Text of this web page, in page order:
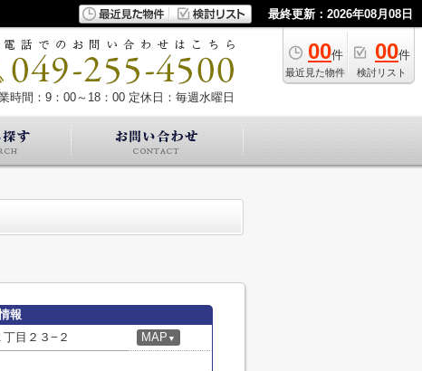
最終更新：2026年08月08日
00件
最近見た物件
00件
検討リスト
時間：9：00～18：00 定休日：毎週水曜日
報
目２３−２ MAP ▼